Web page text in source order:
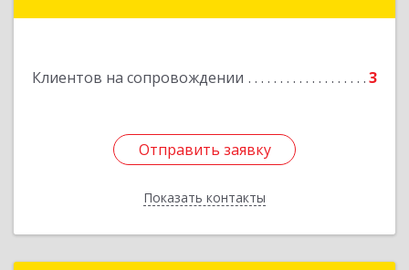
Клиентов на сопровождении 3
Отправить заявку
Показать контакты
Отправить заявку
Назад